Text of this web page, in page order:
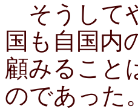
そうして
国も自国内
顧みること
のであった